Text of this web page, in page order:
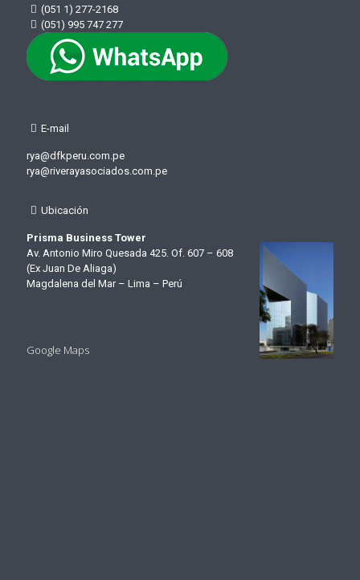
(051 1) 277-2168
(051) 995 747 277
E-mail
rya@dfkperu.com.pe
rya@riverayasociados.com.pe
Ubicación
Prisma Business Tower
Av. Antonio Miro Quesada 425. Of. 607 – 608
(Ex Juan De Aliaga)
Magdalena del Mar – Lima – Perú
Google Maps